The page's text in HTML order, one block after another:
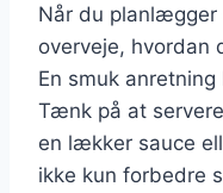
Når du
overveje, hvordan
En smuk
Tænk på at
en lækker sauce
ikke kun forbedre